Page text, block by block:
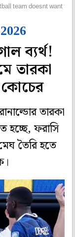
team doesnt want to
ব্যর্থ!
তারকা
তারকা
হচ্ছে, ফরাসি
তৈরি হতে